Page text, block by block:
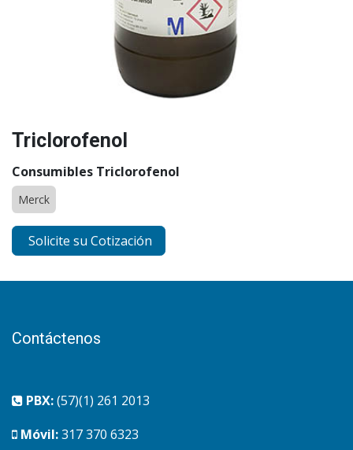
Triclorofenol
Consumibles Triclorofenol
Merck
Solicite su Cotización
Contáctenos
PBX:(57)(1) 261 2013
Móvil:317 370 6323